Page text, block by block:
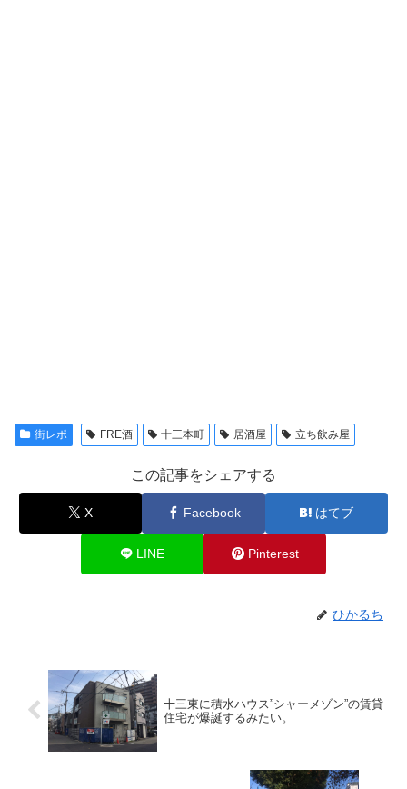
街レポ FRE酒 十三本町 居酒屋 立ち飲み屋
この記事をシェアする
X Facebook はてブ
LINE Pinterest
ひかるち
十三東に積水ハウス”シャーメゾン”の賃貸
住宅が爆誕するみたい。